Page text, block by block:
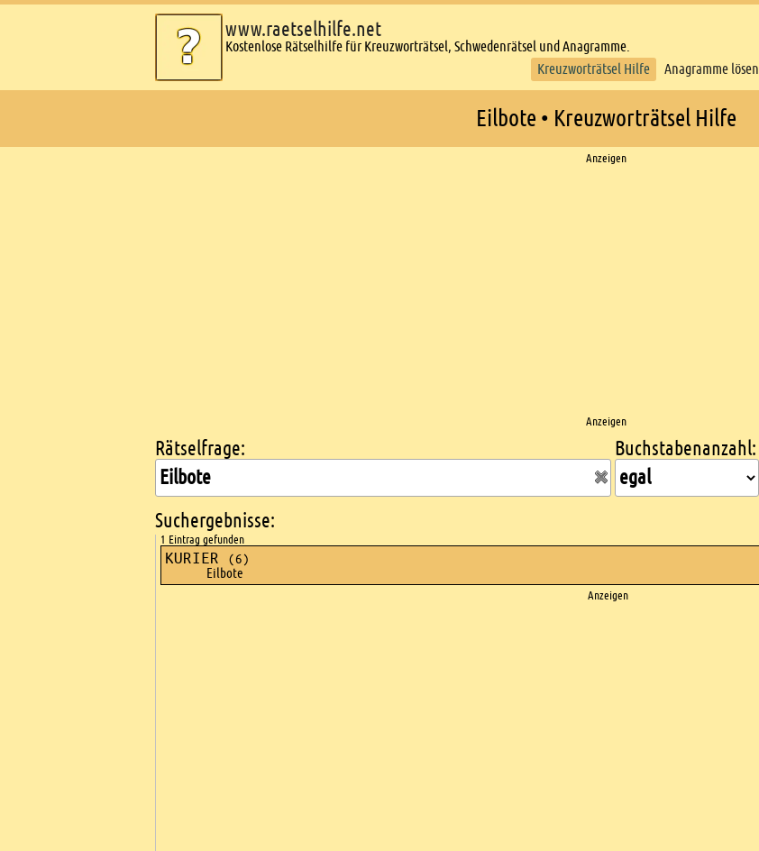
www.raetselhilfe.net
Kostenlose Rätselhilfe für Kreuzworträtsel, Schwedenrätsel und Anagramme.
Kreuzworträtsel Hilfe
Anagramme lösen
Eilbote • Kreuzworträtsel Hilfe
Anzeigen
Anzeigen
Kreuzworträtsel suchen
Rätselfrage: Buchstabenanzahl:
Suchergebnisse:
1 Eintrag gefunden
KURIER (6)
Eilbote
Anzeigen